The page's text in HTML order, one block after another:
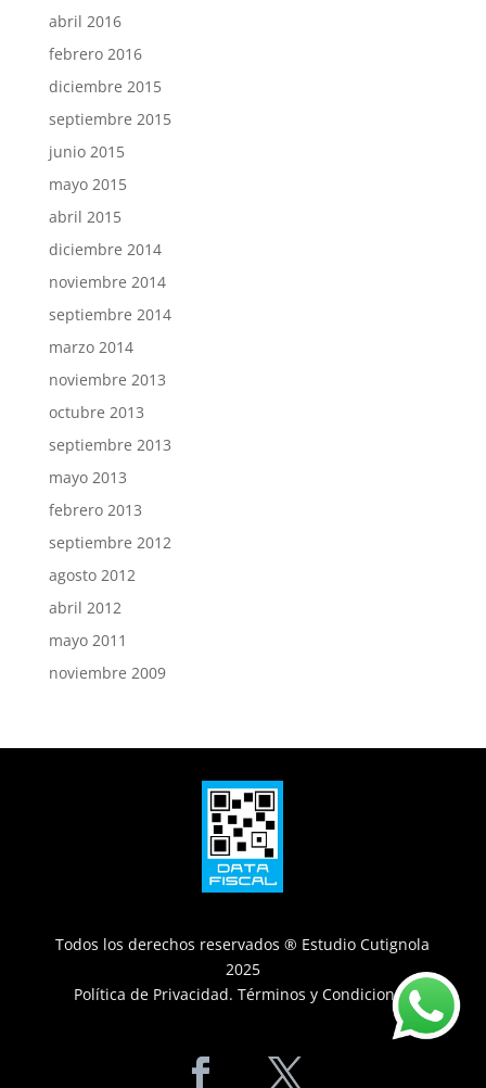
abril 2016
febrero 2016
diciembre 2015
septiembre 2015
junio 2015
mayo 2015
abril 2015
diciembre 2014
noviembre 2014
septiembre 2014
marzo 2014
noviembre 2013
octubre 2013
septiembre 2013
mayo 2013
febrero 2013
septiembre 2012
agosto 2012
abril 2012
mayo 2011
noviembre 2009
Todos los derechos reservados ® Estudio Cutignola
2025
Política de Privacidad.Términos y Condiciones